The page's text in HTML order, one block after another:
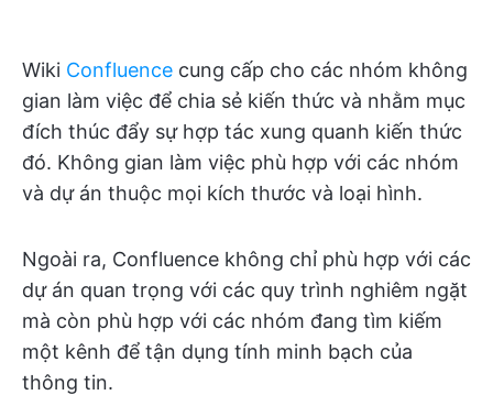
Wiki Confluence cung cấp cho các nhóm không
gian làm việc để chia sẻ kiến thức và nhằm mục
đích thúc đẩy sự hợp tác xung quanh kiến thức
đó. Không gian làm việc phù hợp với các nhóm
và dự án thuộc mọi kích thước và loại hình.
Ngoài ra, Confluence không chỉ phù hợp với các
dự án quan trọng với các quy trình nghiêm ngặt
mà còn phù hợp với các nhóm đang tìm kiếm
một kênh để tận dụng tính minh bạch của
thông tin.